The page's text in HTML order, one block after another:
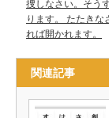
捜しなさい。そう
ります。 たたきな
れば開かれます。
関連記事